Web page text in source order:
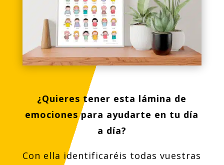
¿Quieres tener esta lámina de
emociones para ayudarte en tu día
a día?
Con ella identificaréis todas vuestras